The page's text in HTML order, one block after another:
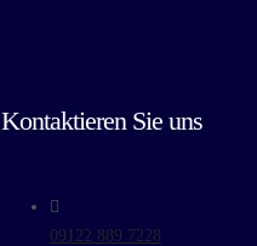
Kontaktieren Sie uns
09122 889 7228